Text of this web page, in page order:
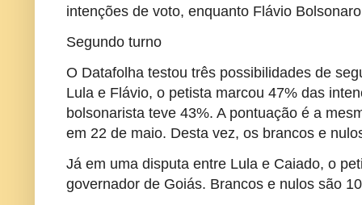
intenções de voto, enquanto Flávio
Segundo turno
O Datafolha testou três possibilidades de
Lula e Flávio, o petista marcou 47% das
bolsonarista teve 43%. A pontuação é a
em 22 de maio. Desta vez, os brancos e
Já em uma disputa entre Lula e Caiado, o
governador de Goiás. Brancos e nulos são